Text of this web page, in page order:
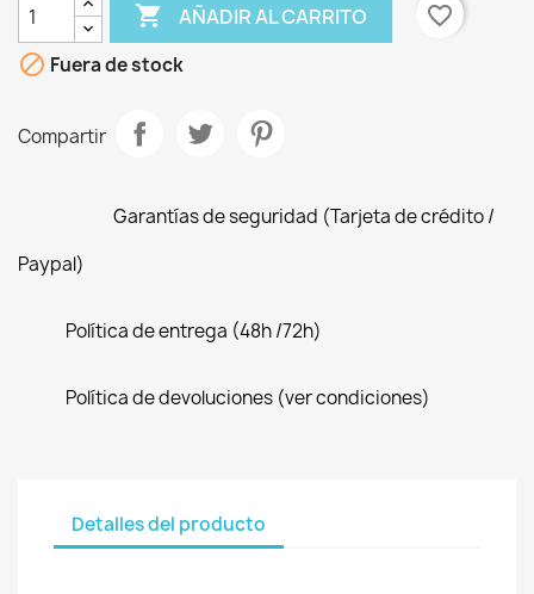
 AÑADIR AL CARRITO
favorite_border
 Fuera de stock
Compartir
Garantías de seguridad (Tarjeta de crédito /
Paypal)
Política de entrega (48h /72h)
Política de devoluciones (ver condiciones)
Detalles del producto